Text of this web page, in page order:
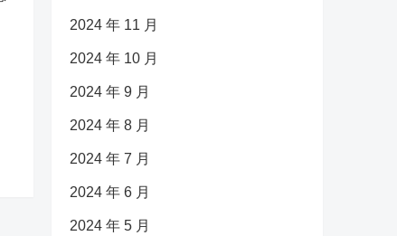
2024 年 11 月
2024 年 10 月
2024 年 9 月
2024 年 8 月
2024 年 7 月
2024 年 6 月
2024 年 5 月